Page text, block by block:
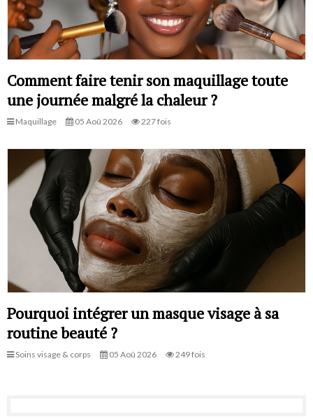
Comment faire tenir son maquillage toute
une journée malgré la chaleur ?
Maquillage 05 Aoû 2026 227 fois
Pourquoi intégrer un masque visage à sa
routine beauté ?
Soins visage & corps 05 Aoû 2026 249 fois